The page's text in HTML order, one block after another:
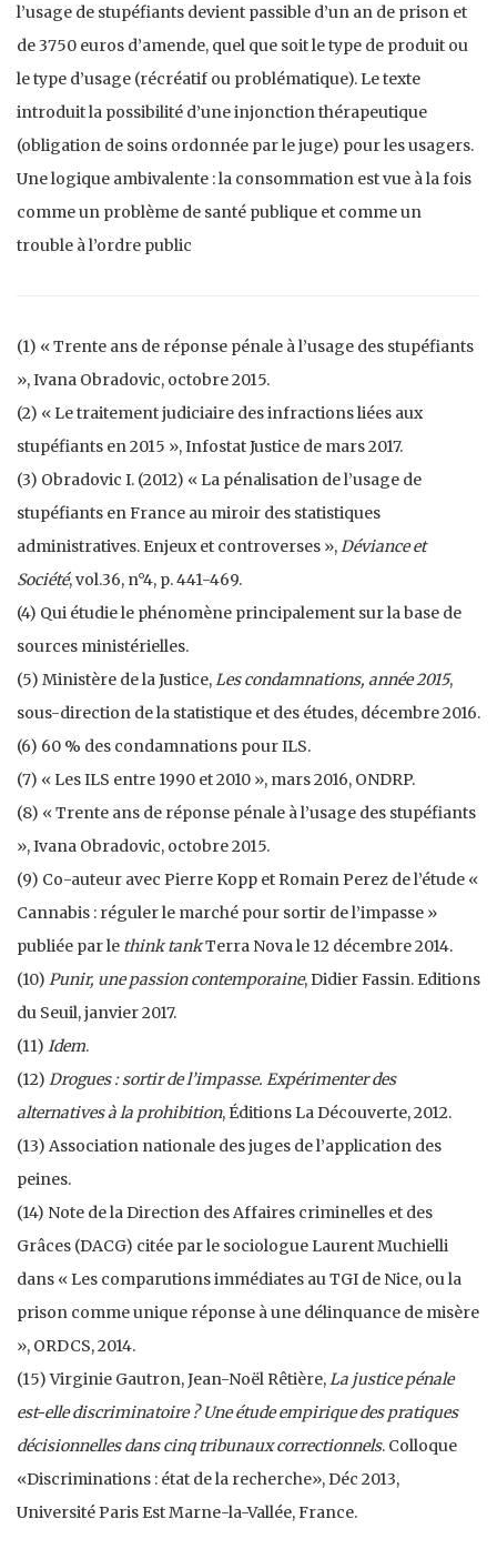
l’usage de stupéfiants devient passible d’un an de prison et
de 3750 euros d’amende, quel que soit le type de produit ou
le type d’usage (récréatif ou problématique). Le texte
introduit la possibilité d’une injonction thérapeutique
(obligation de soins ordonnée par le juge) pour les usagers.
Une logique ambivalente : la consommation est vue à la fois
comme un problème de santé publique et comme un
trouble à l’ordre public
(1) « Trente ans de réponse pénale à l’usage des stupéfiants
», Ivana Obradovic, octobre 2015.
(2) « Le traitement judiciaire des infractions liées aux
stupéfiants en 2015 », Infostat Justice de mars 2017.
(3) Obradovic I. (2012) « La pénalisation de l’usage de
stupéfiants en France au miroir des statistiques
administratives. Enjeux et controverses », Déviance et
Société, vol.36, n°4, p. 441-469.
(4) Qui étudie le phénomène principalement sur la base de
sources ministérielles.
(5) Ministère de la Justice, Les condamnations, année 2015,
sous-direction de la statistique et des études, décembre 2016.
(6) 60 % des condamnations pour ILS.
(7) « Les ILS entre 1990 et 2010 », mars 2016, ONDRP.
(8) « Trente ans de réponse pénale à l’usage des stupéfiants
», Ivana Obradovic, octobre 2015.
(9) Co-auteur avec Pierre Kopp et Romain Perez de l’étude «
Cannabis : réguler le marché pour sortir de l’impasse »
publiée par le think tankTerra Nova le 12 décembre 2014.
(10) Punir, une passion contemporaine, Didier Fassin. Editions
du Seuil, janvier 2017.
(11) Idem.
(12) Drogues : sortir de l’impasse. Expérimenter des
alternatives à la prohibition, Éditions La Découverte, 2012.
(13) Association nationale des juges de l’application des
peines.
(14) Note de la Direction des Affaires criminelles et des
Grâces (DACG) citée par le sociologue Laurent Muchielli
dans « Les comparutions immédiates au TGI de Nice, ou la
prison comme unique réponse à une délinquance de misère
», ORDCS, 2014.
(15) Virginie Gautron, Jean-Noël Rêtière, La justice pénale
est-elle discriminatoire ? Une étude empirique des pratiques
décisionnelles dans cinq tribunaux correctionnels. Colloque
«Discriminations : état de la recherche», Déc 2013,
Université Paris Est Marne-la-Vallée, France.